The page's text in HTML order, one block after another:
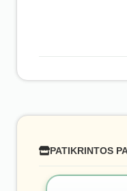
PATIKRINTOS